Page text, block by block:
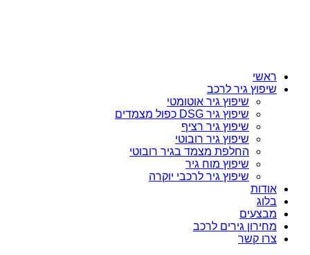
ראשי
שיפוץ גיר לרכב
שיפוץ גיר אוטומטי
שיפוץ גיר DSG כפול מצמדים
שיפוץ גיר רציף
שיפוץ גיר רובוטי
החלפת מצמד בגיר רובוטי
שיפוץ מוח גיר
שיפוץ גיר לרכבי יוקרה
אודות
בלוג
מבצעים
מחירון גירים לרכב
צרו קשר